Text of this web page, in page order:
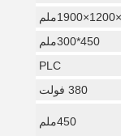
450*300ملم
PLC
380 فولت
450ملم